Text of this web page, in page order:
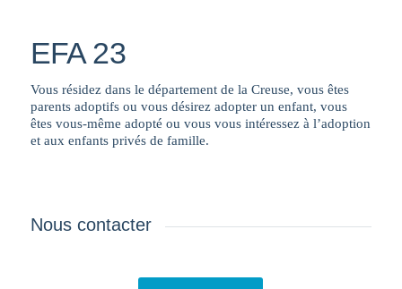
EFA 23
Vous résidez dans le département de la Creuse, vous êtes
parents adoptifs ou vous désirez adopter un enfant, vous
êtes vous-même adopté ou vous vous intéressez à l’adoption
et aux enfants privés de famille.
Nous contacter